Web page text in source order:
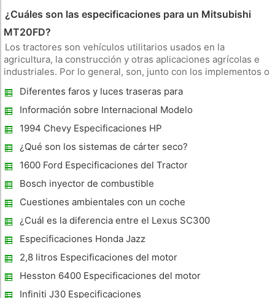
¿Cuáles son las especificaciones para un Mitsubishi
MT20FD?
Los tractores son vehículos utilitarios usados ​​en la
agricultura, la construcción y otras aplicaciones agrícolas e
industriales. Por lo general, son, junto con los implementos o
específicos, como la labranza, rastrillar, cortar, cargar,
cosecha
Diferentes faros y luces traseras para
Cadillacs
Información sobre Internacional Modelo
504 motores de los tractores
1994 Chevy Especificaciones HP
¿Qué son los sistemas de cárter seco?
1600 Ford Especificaciones del Tractor
Bosch inyector de combustible
Especificaciones
Cuestiones ambientales con un coche
Smart
¿Cuál es la diferencia entre el Lexus SC300
y el Lexus SC400 ?
Especificaciones Honda Jazz
2,8 litros Especificaciones del motor
Hesston 6400 Especificaciones del motor
Infiniti J30 Especificaciones